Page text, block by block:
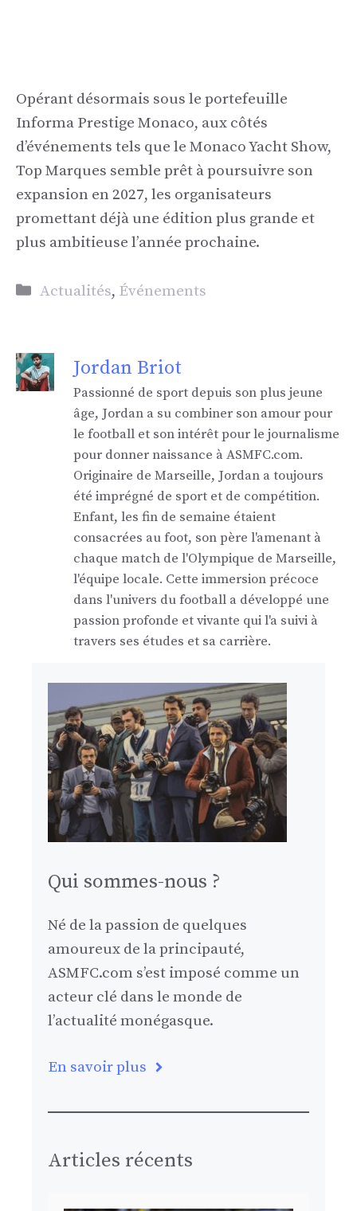
Opérant désormais sous le portefeuille
Informa Prestige Monaco, aux côtés
d’événements tels que le Monaco Yacht Show,
Top Marques semble prêt à poursuivre son
expansion en 2027, les organisateurs
promettant déjà une édition plus grande et
plus ambitieuse l’année prochaine.
Catégories
Actualités, Événements
Jordan Briot
Passionné de sport depuis son plus jeune
âge, Jordan a su combiner son amour pour
le football et son intérêt pour le journalisme
pour donner naissance à ASMFC.com.
Originaire de Marseille, Jordan a toujours
été imprégné de sport et de compétition.
Enfant, les fin de semaine étaient
consacrées au foot, son père l'amenant à
chaque match de l'Olympique de Marseille,
l'équipe locale. Cette immersion précoce
dans l'univers du football a développé une
passion profonde et vivante qui l'a suivi à
travers ses études et sa carrière.
Qui sommes-nous ?
Né de la passion de quelques
amoureux de la principauté,
ASMFC.com s’est imposé comme un
acteur clé dans le monde de
l’actualité monégasque.
En savoir plus
Articles récents